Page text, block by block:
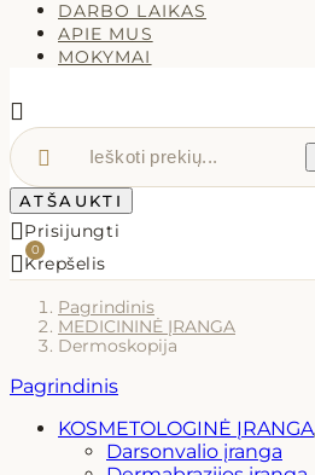
DARBO LAIKAS
APIE MUS
MOKYMAI


ATŠAUKTI
Prisijungti
Krepšelis
0
Pagrindinis
MEDICININĖ ĮRANGA
Dermoskopija
Pagrindinis
KOSMETOLOGINĖ ĮRANGA
Darsonvalio įranga